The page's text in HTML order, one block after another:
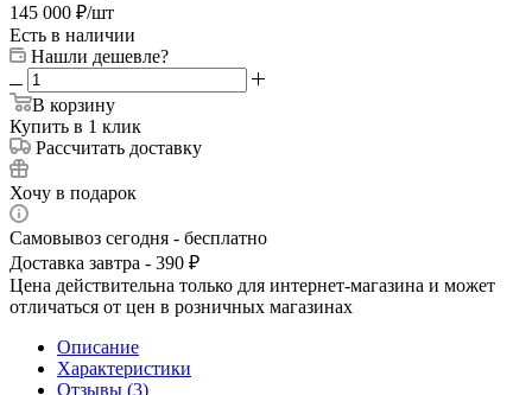
145 000 ₽/шт
Есть в наличии
Нашли дешевле?
В корзину
Купить в 1 клик
Рассчитать доставку
Хочу в подарок
Самовывоз сегодня - бесплатно
Доставка завтра - 390 ₽
Цена действительна только для интернет-магазина и может
отличаться от цен в розничных магазинах
Описание
Характеристики
Отзывы (3)